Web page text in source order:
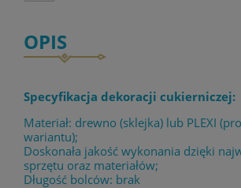
OPIS
Specyfikacja dekoracji cukierniczej:
Materiał: drewno (sklejka) lub PLEXI
wariantu);
Doskonała jakość wykonania dzięki
sprzętu oraz materiałów;
Długość bolców: brak